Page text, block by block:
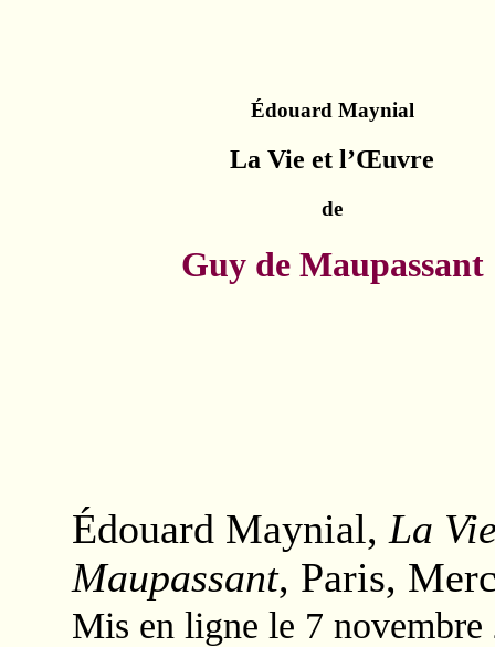
Édouard Maynial
La Vie et l’Œuvre
de
Guy de Maupassant
Édouard Maynial, La
Maupassant, Paris,
Mis en ligne le 7 novembre